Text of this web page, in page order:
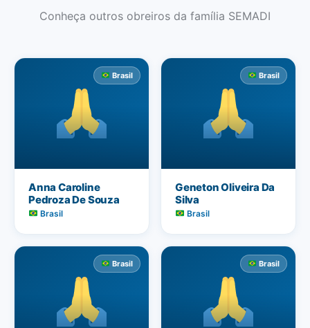
Conheça outros obreiros da família SEMADI
Brasil
Anna Caroline
Pedroza De Souza
Brasil
Brasil
Geneton Oliveira Da
Silva
Brasil
Brasil Brasil